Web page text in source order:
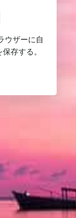
ウザーに自
存する。